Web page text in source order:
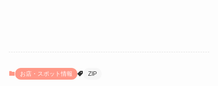
お店・スポット情報 ZIP